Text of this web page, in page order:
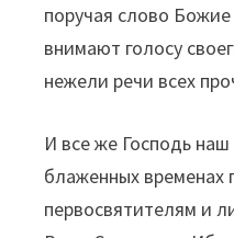
поручая слово
внимают голосу
нежели речи всех
И все же Господь
блаженных временах
первосвятителям и